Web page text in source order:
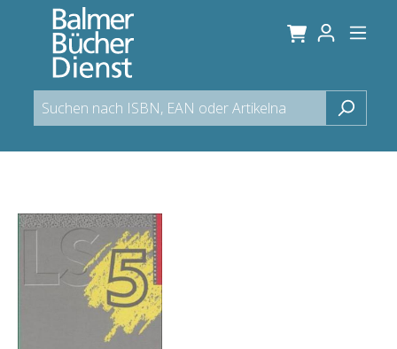
springen
Bildergalerie überspringen